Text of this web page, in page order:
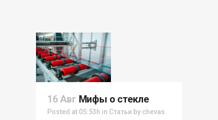
16 Авг Мифы о стекле
Posted at 05:53h in Статьи by chevas